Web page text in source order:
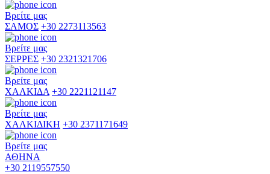
Βρείτε μας
ΣΑΜΟΣ +30 2273113563
Βρείτε μας
ΣΕΡΡΕΣ +30 2321321706
Βρείτε μας
ΧΑΛΚΙΔΑ +30 2221121147
Βρείτε μας
ΧΑΛΚΙΔΙΚΗ +30 2371171649
Βρείτε μας
ΑΘΗΝΑ
+30 2119557550